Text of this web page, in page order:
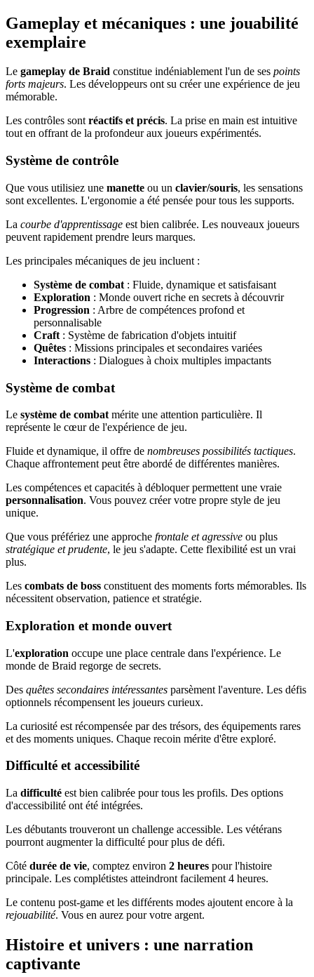
Gameplay et mécaniques : une jouabilité
exemplaire
Le gameplay de Braid constitue indéniablement l'un de ses points
forts majeurs. Les développeurs ont su créer une expérience de jeu
mémorable.
Les contrôles sontréactifs et précis. La prise en main est intuitive
tout en offrant de la profondeur aux joueurs expérimentés.
Système de contrôle
Que vous utilisiez une manette ou un clavier/souris, les sensations
sont excellentes. L'ergonomie a été pensée pour tous les supports.
La courbe d'apprentissage est bien calibrée. Les nouveaux joueurs
peuvent rapidement prendre leurs marques.
Les principales mécaniques de jeu incluent :
Système de combat : Fluide, dynamique et satisfaisant
Exploration : Monde ouvert riche en secrets à découvrir
Progression : Arbre de compétences profond et
personnalisable
Craft : Système de fabrication d'objets intuitif
Quêtes : Missions principales et secondaires variées
Interactions : Dialogues à choix multiples impactants
Système de combat
Le système de combat mérite une attention particulière. Il
représente le cœur de l'expérience de jeu.
Fluide et dynamique, il offre de nombreuses possibilités tactiques.
Chaque affrontement peut être abordé de différentes manières.
Les compétences et capacités à débloquer permettent une vraie
personnalisation. Vous pouvez créer votre propre style de jeu
unique.
Que vous préfériez une approche frontale et agressive ou plus
stratégique et prudente, le jeu s'adapte. Cette flexibilité est un vrai
plus.
Les combats de boss constituent des moments forts mémorables. Ils
nécessitent observation, patience et stratégie.
Exploration et monde ouvert
L'exploration occupe une place centrale dans l'expérience. Le
monde de Braid regorge de secrets.
Des quêtes secondaires intéressantes parsèment l'aventure. Les défis
optionnels récompensent les joueurs curieux.
La curiosité est récompensée par des trésors, des équipements rares
et des moments uniques. Chaque recoin mérite d'être exploré.
Difficulté et accessibilité
La difficulté est bien calibrée pour tous les profils. Des options
d'accessibilité ont été intégrées.
Les débutants trouveront un challenge accessible. Les vétérans
pourront augmenter la difficulté pour plus de défi.
Côté durée de vie, comptez environ 2 heures pour l'histoire
principale. Les complétistes atteindront facilement 4 heures.
Le contenu post-game et les différents modes ajoutent encore à la
rejouabilité. Vous en aurez pour votre argent.
Histoire et univers : une narration
captivante